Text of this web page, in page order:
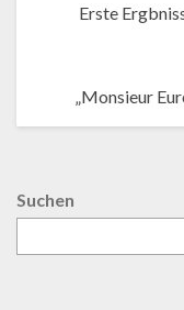
Erste
„Monsieur
Suchen